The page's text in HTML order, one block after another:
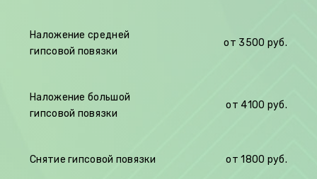
Наложение средней
гипсовой повязки
от 3500 руб.
Наложение большой
гипсовой повязки
от 4100 руб.
Снятие гипсовой повязки от1800 руб.